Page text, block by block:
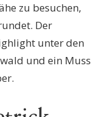
zu besuchen,
Der
unter den
und ein Muss